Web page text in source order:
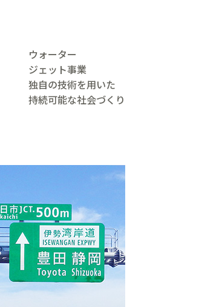
ウォーター
ジェット事業
独自の技術を用いた
持続可能な社会づくり